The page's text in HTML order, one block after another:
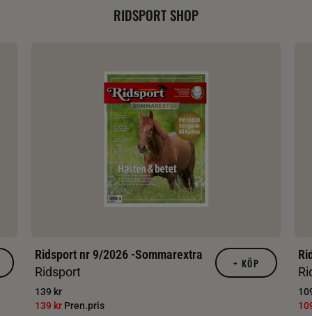
RIDSPORT SHOP
Ridsport nr 9/2026 -Sommarextra
Ridsport
139 kr
139 kr Pren.pris
+ KÖP